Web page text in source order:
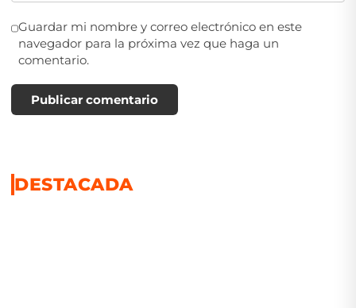
Guardar mi nombre y correo electrónico en este
navegador para la próxima vez que haga un
comentario.
Publicar comentario
DESTACADA